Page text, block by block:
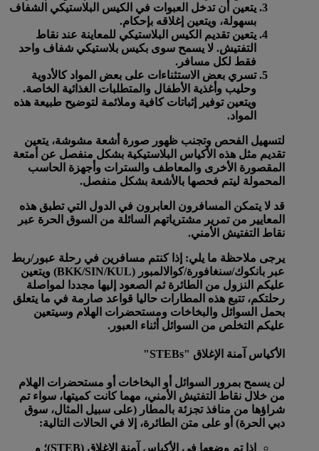
يتعين أن تدخل العبوات في الكيس البلاستيكي الشفاف
بسهولة، ويتعين إغلاقه بإحكام.
يتعين تقديم الكيس البلاستيكي للمعاينة عند نقاط
التفتيش. لا يسمح سوى بكيس بلاستيكي شفاف واحد
فقط لكل مسافر.
تسري بعض الاستثناءات على بعض المواد كالأدوية
وحليب وأغذية الأطفال والمتطلبات الغذائية الخاصة.
ويتعين توفير إثباتات كافية وملائمة لتوضيح طبيعة هذه
المواد.
لتسهيل الفحص وتجنب ظهور صورة أشعة مشوشة، يتعين
تقديم مثل هذه الأكياس البلاستيكية بشكل منفصل عن أمتعة
المقصورة الأخرى والمعاطف والسترات وأجهزة الحاسب
المحمولة ليتم فحصها بالأشعة بشكل منفصل.
قد لا يتمكن المسافرون العابرون في الدول التي تطبق هذه
المعايير من تمرير مشترياتهم السائلة من السوق الحرة عبر
نقاط التفتيش الأمني.
يرجى ملاحظة ما يلي: إذا كنتم مسافرين في رحلة عبور/ربط
عبر بانكوك/سنغافورة/كوالالمبور (BKK/SIN/KUL) ويتعين
عليكم النزول من الطائرة ثم الصعود إليها مجددا لمواصلة
رحلتكم، تتبع هذه المطارات حاليا قواعد صارمة في ما يتعلق
بحمل السوائل والبخاخات ومستحضرات الهلام وسيتعين
عليكم التخلص من السوائل أثناء العبور.
الأكياس آمنة الإغلاق "STEBs"
لن يسمح بمرور السوائل أو البخاخات أو مستحضرات الهلام
من خلال نقاط التفتيش الأمني، مهما كانت كميتها، سواء تم
شراؤها من منافذ تجزئة بالمطار (على سبيل المثال، سوق
دبي الحرة) أو على متن الطائرة، إلا في الحالات التالية:
إذا تم وضعها في الأكياس آمنة الإغلاق (STEB)؛ و